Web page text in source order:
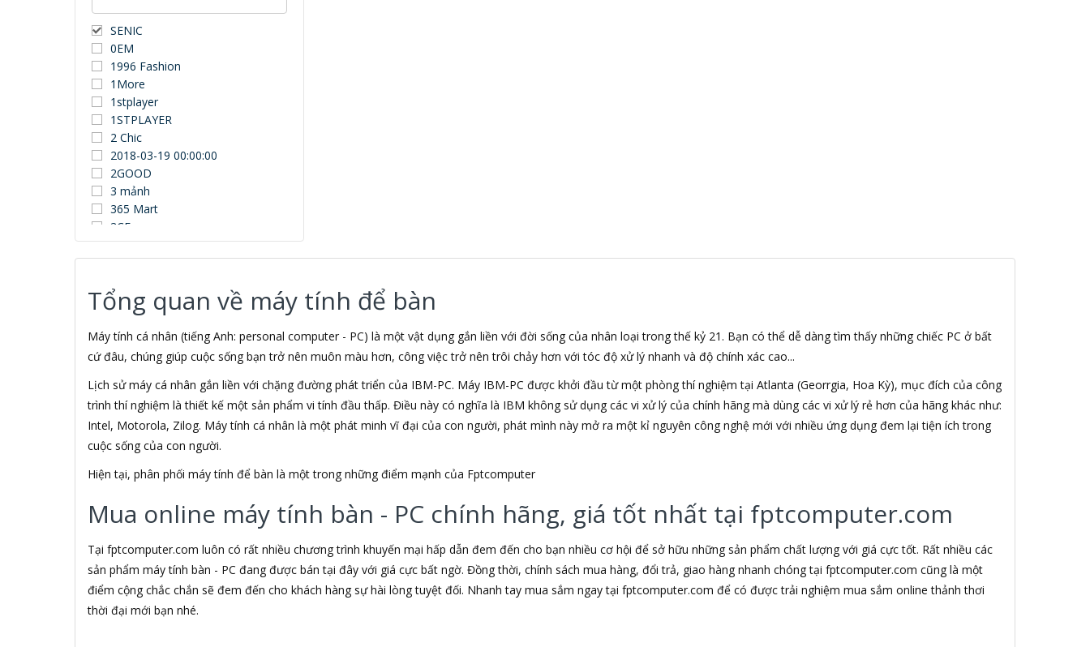
SENIC
0EM
1996 Fashion
1More
1stplayer
1STPLAYER
2 Chic
2018-03-19 00:00:00
2GOOD
3 mảnh
365 Mart
3CE
3Dconnexion
3DUN
3M
3NOD
3OneData
4D
5ASYSTEMS
7Gift Shop
8848
A 100+
A Bonne
A Brand
A & T
Aardvark
Abel
Abo
ACASIS
Acatel
Acbel
Tổng quan về máy tính để bàn
Máy tính cá nhân (tiếng Anh: personal computer - PC) là một vật dụng gắn liền với đời sống của nhân loại trong thế kỷ 21. Bạn có thể dễ dàng tìm thấy những chiếc PC ở bất
cứ đâu, chúng giúp cuộc sống bạn trở nên muôn màu hơn, công việc trở nên trôi chảy hơn với tóc độ xử lý nhanh và độ chính xác cao...
Lịch sử máy cá nhân gắn liền với chặng đường phát triển của IBM-PC. Máy IBM-PC được khởi đầu từ một phòng thí nghiệm tại Atlanta (Georrgia, Hoa Kỳ), mục đích của công
trình thí nghiệm là thiết kế một sản phẩm vi tính đầu thấp. Điều này có nghĩa là IBM không sử dụng các vi xử lý của chính hãng mà dùng các vi xử lý rẻ hơn của hãng khác như:
Intel, Motorola, Zilog. Máy tính cá nhân là một phát minh vĩ đại của con người, phát mình này mở ra một kỉ nguyên công nghệ mới với nhiều ứng dụng đem lại tiện ích trong
cuộc sống của con người.
Hiện tại, phân phối máy tính để bàn là một trong những điểm mạnh của Fptcomputer
Mua online máy tính bàn - PC chính hãng, giá tốt nhất tại fptcomputer.com
Tại fptcomputer.com luôn có rất nhiều chương trình khuyến mại hấp dẫn đem đến cho bạn nhiều cơ hội để sở hữu những sản phẩm chất lượng với giá cực tốt. Rất nhiều các
sản phẩm máy tính bàn - PC đang được bán tại đây với giá cực bất ngờ. Đồng thời, chính sách mua hàng, đổi trả, giao hàng nhanh chóng tại fptcomputer.com cũng là một
điểm cộng chắc chắn sẽ đem đến cho khách hàng sự hài lòng tuyệt đối. Nhanh tay mua sắm ngay tại fptcomputer.com để có được trải nghiệm mua sắm online thảnh thơi
thời đại mới bạn nhé.